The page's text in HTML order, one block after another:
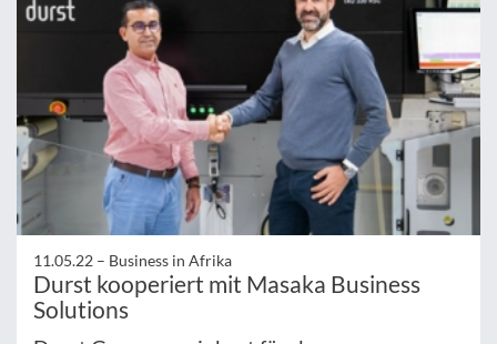
11.05.22 – Business in Afrika
Durst kooperiert mit Masaka Business
Solutions